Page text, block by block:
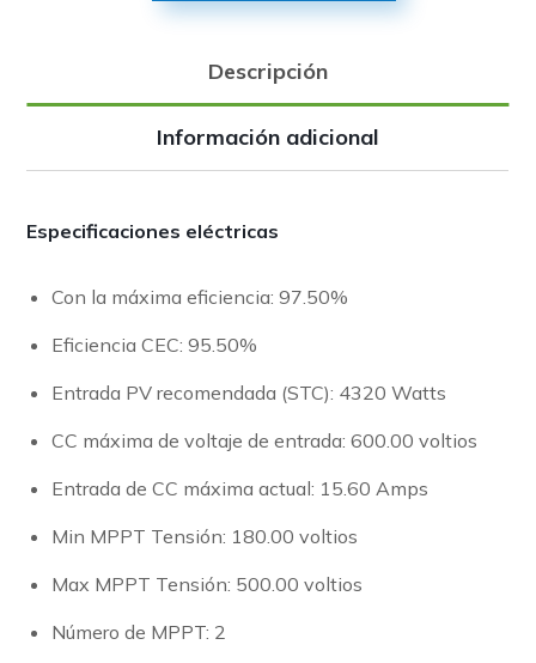
Descripción
Información adicional
Especificaciones eléctricas
Con la máxima eficiencia: 97.50%
Eficiencia CEC: 95.50%
Entrada PV recomendada (STC): 4320 Watts
CC máxima de voltaje de entrada: 600.00 voltios
Entrada de CC máxima actual: 15.60 Amps
Min MPPT Tensión: 180.00 voltios
Max MPPT Tensión: 500.00 voltios
Número de MPPT: 2